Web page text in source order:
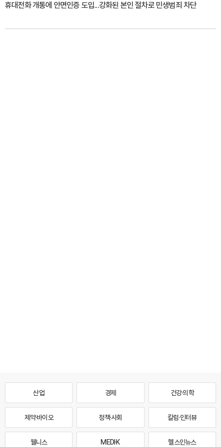
휴대전화 개통에 안면인증 도입...강화된 본인 절차로 민생범죄 차단
산업 경제 건강·의학
제약·바이오 정책·사회 칼럼·인터뷰
웰니스 MEDI·K 헬스인뉴스